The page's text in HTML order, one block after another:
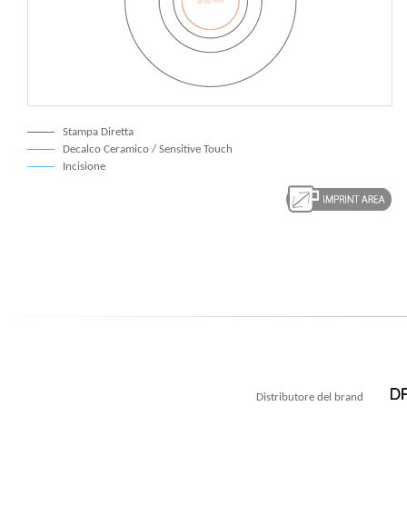
Stampa Diretta
Decalco Ceramico / Sensitive Touch
Incisione
Distributore del brand